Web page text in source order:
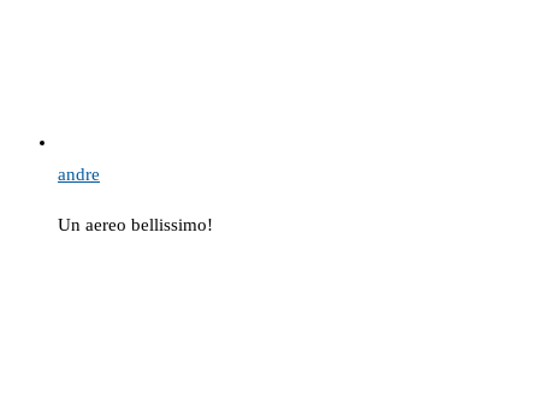
andre
Un aereo bellissimo!